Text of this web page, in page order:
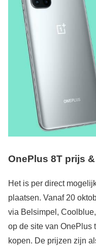
OnePlus 8T prijs
Het is per direct
plaatsen. Vanaf 20
via Belsimpel,
op de site van OnePlus
kopen. De prijzen zijn